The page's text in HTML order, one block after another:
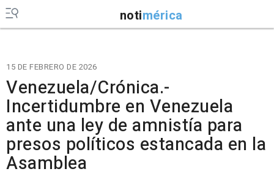
notimérica
15 DE FEBRERO DE 2026
Venezuela/Crónica.-
Incertidumbre en Venezuela
ante una ley de amnistía para
presos políticos estancada en la
Asamblea